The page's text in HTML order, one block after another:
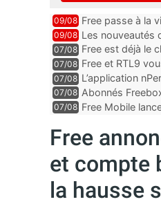
09/08 Free passe à la
09/08 Les nouveautés
Ultra, un mail
07/08 Free est déjà le
encore au moin...
07/08 Free et RTL9
l’obtenir
07/08 L’application
Mobile, Orange,
07/08 Abonnés
07/08 Free Mobile
Free
et compte
la hausse